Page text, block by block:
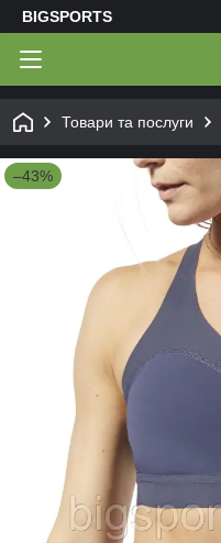
BIGSPORTS
Товари та послуги
–43%